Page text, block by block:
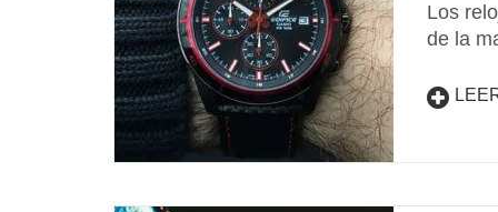
Los
de la